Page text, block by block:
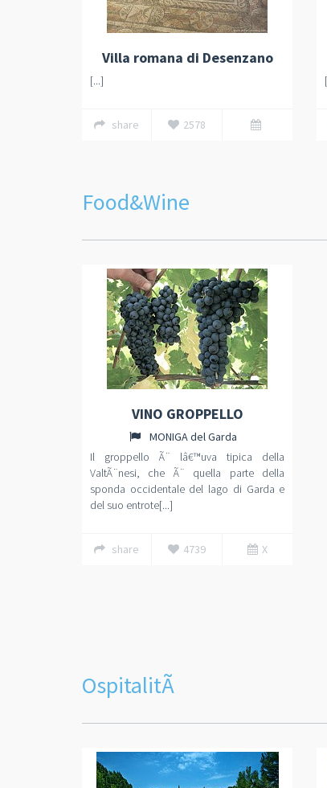
Villa romana di Desenzano
[...]
share 2578
Food&Wine
VINO GROPPELLO
MONIGA del Garda
Il groppello Ã¨ lâ€™uva tipica della
ValtÃ¨nesi, che Ã¨ quella parte della
sponda occidentale del lago di Garda e
del suo entrote[...]
share 4739 X
OspitalitÃ